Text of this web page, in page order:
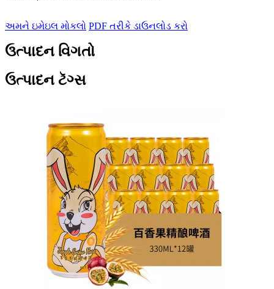
અમને ઇમેઇલ મોકલો PDF તરીકે ડાઉનલોડ કરો
ઉત્પાદન વિગતો
ઉત્પાદન ટૅગ્સ